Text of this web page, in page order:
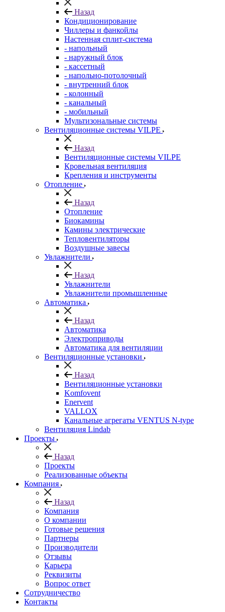
Назад
Кондиционирование
Чиллеры и фанкойлы
Настенная сплит-система
- напольный
- наружный блок
- кассетный
- напольно-потолочный
- внутренний блок
- колонный
- канальный
- мобильный
Мультизональные системы
Вентиляционные системы VILPE
Назад
Вентиляционные системы VILPE
Кровельная вентиляция
Крепления и инструменты
Отопление
Назад
Отопление
Биокамины
Камины электрические
Тепловентиляторы
Воздушные завесы
Увлажнители
Назад
Увлажнители
Увлажнители промышленные
Автоматика
Назад
Автоматика
Электроприводы
Автоматика для вентиляции
Вентиляционные установки
Назад
Вентиляционные установки
Komfovent
Enervent
VALLOX
Канальные агрегаты VENTUS N-type
Вентиляция Lindab
Проекты
Назад
Проекты
Реализованные объекты
Компания
Назад
Компания
О компании
Готовые решения
Партнеры
Производители
Отзывы
Карьера
Реквизиты
Вопрос ответ
Сотрудничество
Контакты